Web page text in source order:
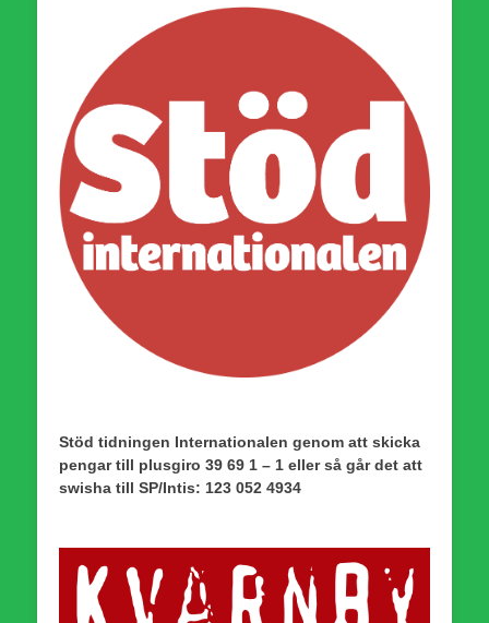
Stöd tidningen Internationalen genom att skicka
pengar till plusgiro 39 69 1 – 1 eller så går det att
swisha till SP/Intis: 123 052 4934